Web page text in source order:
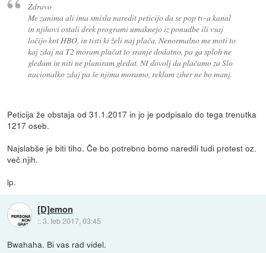
Zdravo
Me zanima ali ima smisla naredit peticijo da se pop tv-a kanal
in njihovi ostali drek programi umaknejo iz ponudbe ili vsaj
ločijo kot HBO, in tisti ki želi naj plača. Nenormalno me moti to
kaj zdaj na T2 moram plačat to sranje dodatno, pa ga sploh ne
gledam in niti ne planiram gledat. NI dovolj da plačamo za Slo
nacionalko zdaj pa še njima moramo, reklam ziher ne bo manj.
Peticija že obstaja od 31.1.2017 in jo je podpisalo do tega trenutka
1217 oseb.
Najslabše je biti tiho. Če bo potrebno bomo naredili tudi protest oz.
več njih.
lp.
[D]emon
::3. feb 2017, 03:45
Bwahaha. Bi vas rad videl.